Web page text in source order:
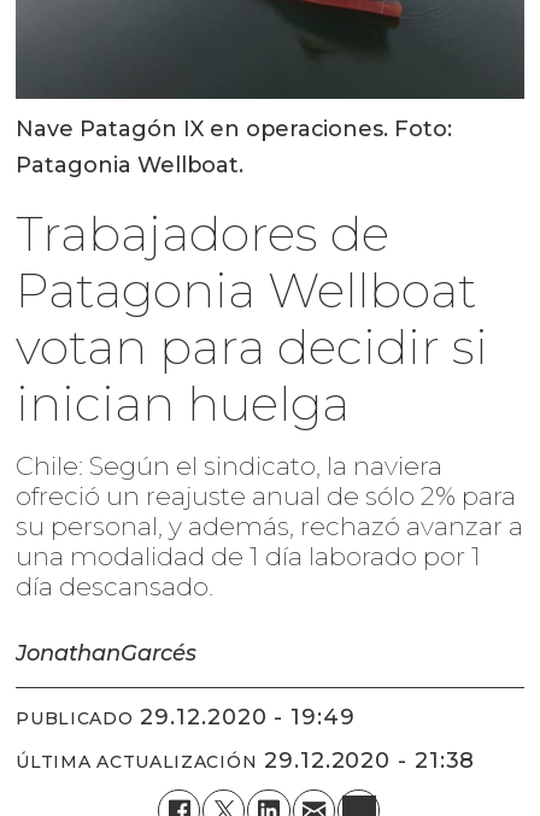
Nave Patagón IX en operaciones. Foto:
Patagonia Wellboat.
Trabajadores de
Patagonia Wellboat
votan para decidir si
inician huelga
Chile: Según el sindicato, la naviera
ofreció un reajuste anual de sólo 2% para
su personal, y además, rechazó avanzar a
una modalidad de 1 día laborado por 1
día descansado.
JonathanGarcés
PUBLICADO 29.12.2020 - 19:49
ÚLTIMA ACTUALIZACIÓN 29.12.2020 - 21:38